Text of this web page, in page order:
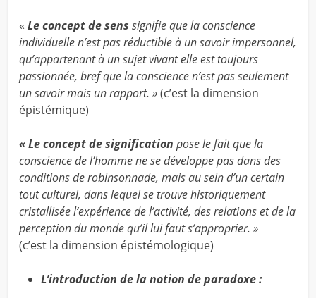
« Le concept de sens signifie que la conscience
individuelle n’est pas réductible à un savoir impersonnel,
qu’appartenant à un sujet vivant elle est toujours
passionnée, bref que la conscience n’est pas seulement
un savoir mais un rapport. »(c’est la dimension
épistémique)
« Le concept de signification pose le fait que la
conscience de l’homme ne se développe pas dans des
conditions de robinsonnade, mais au sein d’un certain
tout culturel, dans lequel se trouve historiquement
cristallisée l’expérience de l’activité, des relations et de la
perception du monde qu’il lui faut s’approprier. »
(c’est la dimension épistémologique)
L’introduction de la notion de paradoxe :